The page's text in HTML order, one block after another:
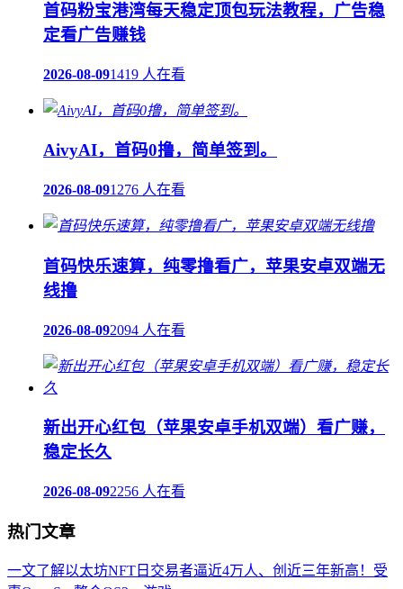
首码粉宝港湾每天稳定顶包玩法教程，广告稳
定看广告赚钱
2026-08-091419 人在看
AivyAI，首码0撸，简单签到。
2026-08-091276 人在看
首码快乐速算，纯零撸看广，苹果安卓双端无
线撸
2026-08-092094 人在看
新出开心红包（苹果安卓手机双端）看广赚，
稳定长久
2026-08-092256 人在看
热门文章
一文了解以太坊NFT日交易者逼近4万人、创近三年新高！受